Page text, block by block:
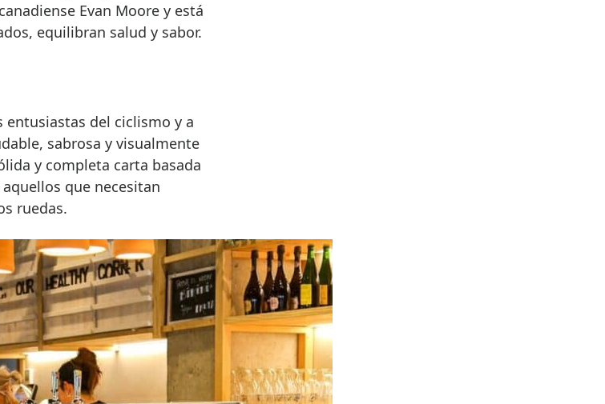
Evan Moore y está
equilibran salud y sabor.
del ciclismo y a
sabrosa y visualmente
y completa carta basada
que necesitan
ruedas.